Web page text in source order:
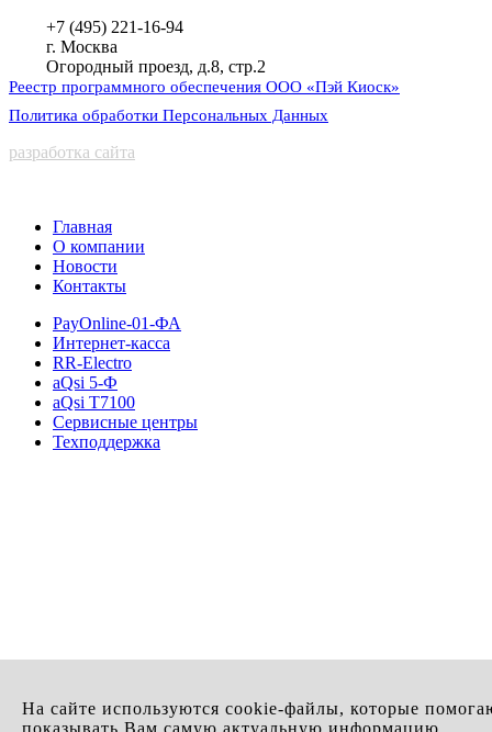
+7 (495) 221-16-94
г. Москва
Огородный проезд, д.8, стр.2
Реестр программного обеспечения ООО «Пэй Киоск»
Политика обработки Персональных Данных
разработка сайта
На сайте используются cookie-файлы, которые
показывать Вам самую актуальную информацию.
Главная
О компании
Новости
Контакты
PayOnline-01-ФА
Интернет-касса
RR-Electro
aQsi 5-Ф
aQsi T7100
Сервисные центры
Техподдержка